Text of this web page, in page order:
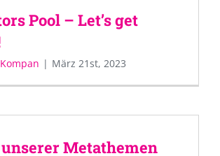
Pool – Let’s get
| März 21st, 2023
Metathemen